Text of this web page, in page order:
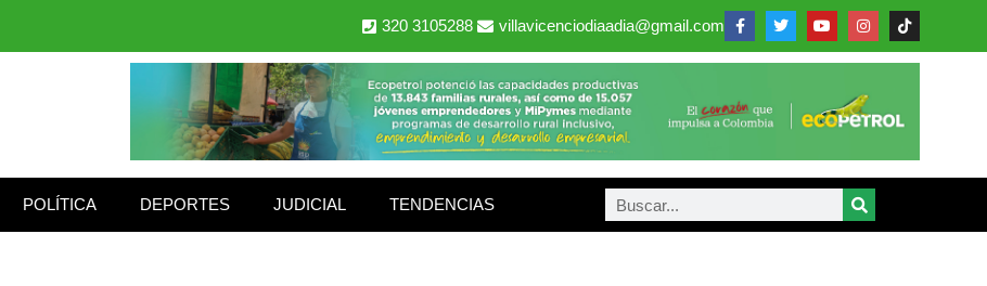
320 3105288 villavicenciodiaadia@gmail.com
POLÍTICA DEPORTES JUDICIAL TENDENCIAS